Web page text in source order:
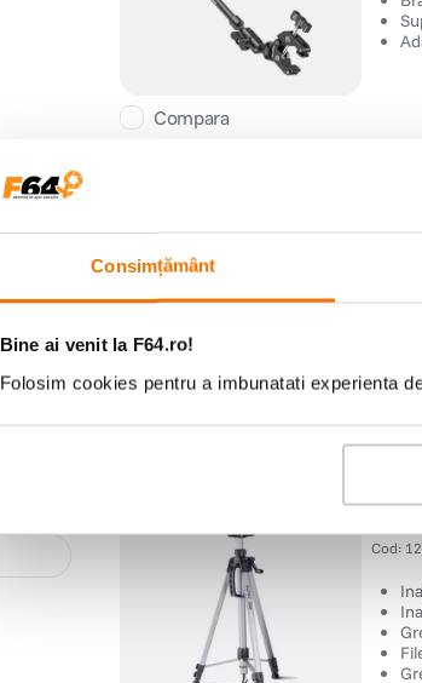
Consimțământ
Bine ai venit la F64.ro!
Folosim cookies pentru a imbunatati experienta
Compara
Compara
Cod: